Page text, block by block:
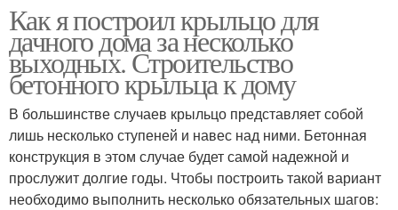
Деревянное крыльцо Бетонное крыльцо
Крыльцо из металла Крыльцо из кирпича
Как я построил крыльцо для
дачного дома за несколько
выходных. Строительство
бетонного крыльца к дому
В большинстве случаев крыльцо представляет собой
лишь несколько ступеней и навес над ними. Бетонная
конструкция в этом случае будет самой надежной и
прослужит долгие годы. Чтобы построить такой вариант
необходимо выполнить несколько обязательных шагов: